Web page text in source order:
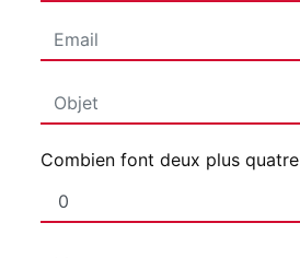
Combien font deux plus quatre